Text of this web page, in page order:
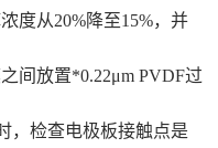
度从20%降至15%，并
间放置*0.22μm PVDF过
，检查电极板接触点是